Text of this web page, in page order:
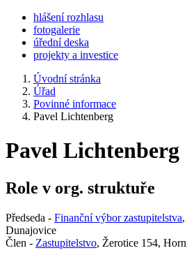
hlášení rozhlasu
fotogalerie
úřední deska
projekty a investice
Úvodní stránka
Úřad
Povinné informace
Pavel Lichtenberg
Pavel Lichtenberg
Role v org. struktuře
Předseda - Finanční výbor zastupitelstva
Dunajovice
Člen - Zastupitelstvo, Žerotice 154,